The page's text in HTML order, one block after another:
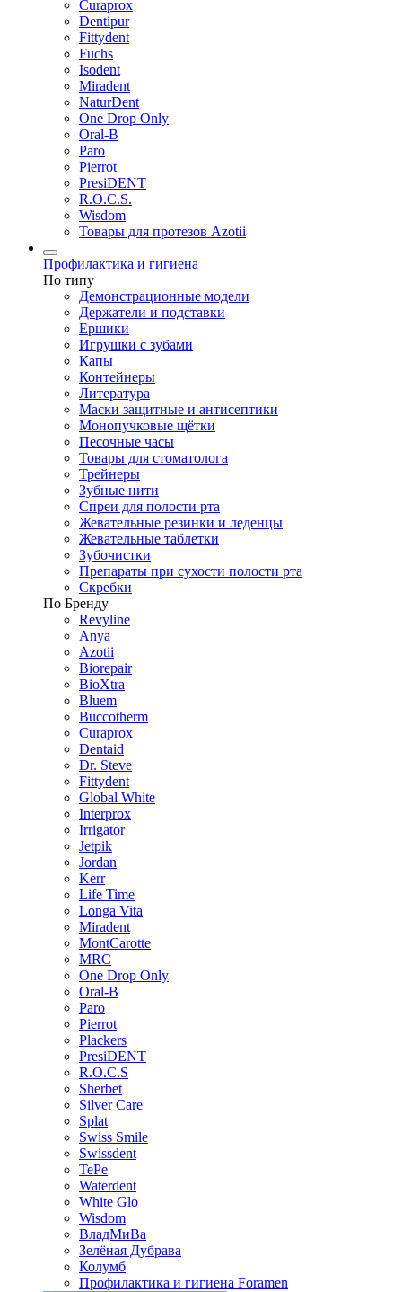
Curaprox
Dentipur
Fittydent
Fuchs
Isodent
Miradent
NaturDent
One Drop Only
Oral-B
Paro
Pierrot
PresiDENT
R.O.C.S.
Wisdom
Товары для протезов Azotii
Профилактика и гигиена
По типу
Демонстрационные модели
Держатели и подставки
Ершики
Игрушки с зубами
Капы
Контейнеры
Литература
Маски защитные и антисептики
Монопучковые щётки
Песочные часы
Товары для стоматолога
Трейнеры
Зубные нити
Спреи для полости рта
Жевательные резинки и леденцы
Жевательные таблетки
Зубочистки
Препараты при сухости полости рта
Скребки
По Бренду
Revyline
Anya
Azotii
Biorepair
BioXtra
Bluem
Buccotherm
Curaprox
Dentaid
Dr. Steve
Fittydent
Global White
Interprox
Irrigator
Jetpik
Jordan
Kerr
Life Time
Longa Vita
Miradent
MontCarotte
MRC
One Drop Only
Oral-B
Paro
Pierrot
Plackers
PresiDENT
R.O.C.S
Sherbet
Silver Care
Splat
Swiss Smile
Swissdent
TePe
Waterdent
White Glo
Wisdom
ВладМиВа
Зелёная Дубрава
Колумб
Профилактика и гигиена Foramen